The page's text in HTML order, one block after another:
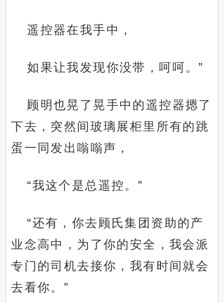
遥控器在我手中，
如果让我发现你没带，呵呵。”
顾明也晃了晃手中的遥控器摁了
下去，突然间玻璃展柜里所有的跳
蛋一同发出嗡嗡声，
“我这个是总遥控。”
“还有，你去顾氏集团资助的产
业念高中，为了你的安全，我会派
专门的司机去接你，我有时间就会
去看你。”